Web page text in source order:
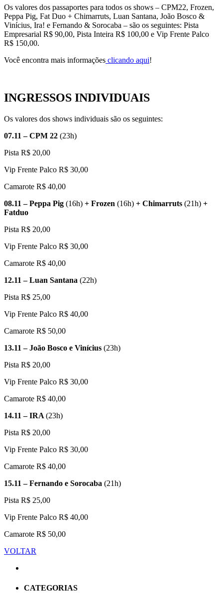
Os valores dos passaportes para todos os shows – CPM22, Frozen,
Peppa Pig, Fat Duo + Chimarruts, Luan Santana, João Bosco &
Vinícius, Ira! e Fernando & Sorocaba – são os seguintes: Pista
Empresarial R$ 90,00, Pista Inteira R$ 100,00 e Vip Frente Palco
R$ 150,00.
Você encontra mais informações clicando aqui!
INGRESSOS INDIVIDUAIS
Os valores dos shows individuais são os seguintes:
07.11 – CPM 22 (23h)
Pista R$ 20,00
Vip Frente Palco R$ 30,00
Camarote R$ 40,00
08.11 – Peppa Pig (16h) + Frozen (16h) + Chimarruts (21h) +
Fatduo
Pista R$ 20,00
Vip Frente Palco R$ 30,00
Camarote R$ 40,00
12.11 – Luan Santana (22h)
Pista R$ 25,00
Vip Frente Palco R$ 40,00
Camarote R$ 50,00
13.11 – João Bosco e Vinícius (23h)
Pista R$ 20,00
Vip Frente Palco R$ 30,00
Camarote R$ 40,00
14.11 – IRA (23h)
Pista R$ 20,00
Vip Frente Palco R$ 30,00
Camarote R$ 40,00
15.11 – Fernando e Sorocaba (21h)
Pista R$ 25,00
Vip Frente Palco R$ 40,00
Camarote R$ 50,00
VOLTAR
CATEGORIAS